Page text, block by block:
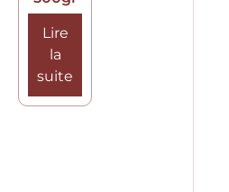
Lire
la
suite